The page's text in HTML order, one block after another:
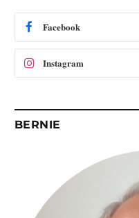
Facebook
Instagram
BERNIE